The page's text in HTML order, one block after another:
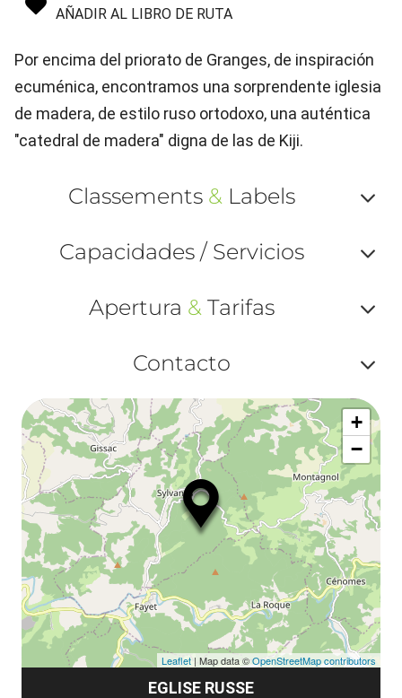
AÑADIR AL LIBRO DE RUTA
Por encima del priorato de Granges, de inspiración
ecuménica, encontramos una sorprendente iglesia
de madera, de estilo ruso ortodoxo, una auténtica
"catedral de madera" digna de las de Kiji.
Classements & Labels
ou
Capacidades / Servicios
ou
Apertura & Tarifas
ou
et
Contacto
ou
EGLISE RUSSE
+
−
Leaflet | Map data ©OpenStreetMap contributors